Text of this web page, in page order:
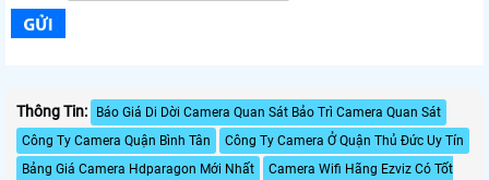
Thông Tin:
Báo Giá Di Dời Camera Quan Sát Bảo Trì Camera Quan Sát
Công Ty Camera Quận Bình Tân
Công Ty Camera Ở Quận Thủ Đức Uy Tín
Bảng Giá Camera Hdparagon Mới Nhất
Camera Wifi Hãng Ezviz Có Tốt